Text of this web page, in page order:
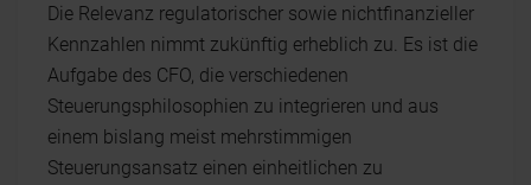
Die Relevanz regulatorischer sowie nichtfinanzieller
Kennzahlen nimmt zukünftig erheblich zu. Es ist die
Aufgabe des CFO, die verschiedenen
Steuerungsphilosophien zu integrieren und aus
einem bislang meist mehrstimmigen
Steuerungsansatz einen einheitlichen zu